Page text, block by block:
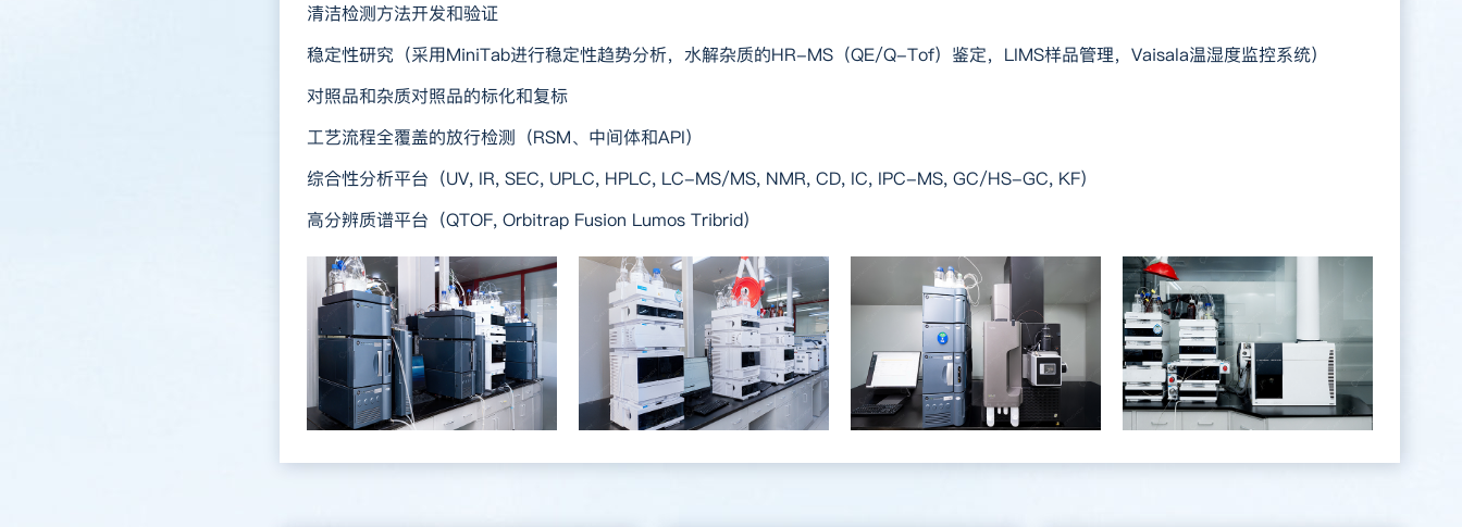
清洁检测方法开发和验证
稳定性研究（采用MiniTab进行稳定性趋势分析，水解杂质的HR-MS（QE/Q-Tof）鉴定，LIMS样品管理，Vaisala温湿度监控系统）
对照品和杂质对照品的标化和复标
工艺流程全覆盖的放行检测（RSM、中间体和API）
综合性分析平台（UV, IR, SEC, UPLC, HPLC, LC-MS/MS, NMR, CD, IC, IPC-MS, GC/HS-GC, KF）
高分辨质谱平台（QTOF, Orbitrap Fusion Lumos Tribrid）